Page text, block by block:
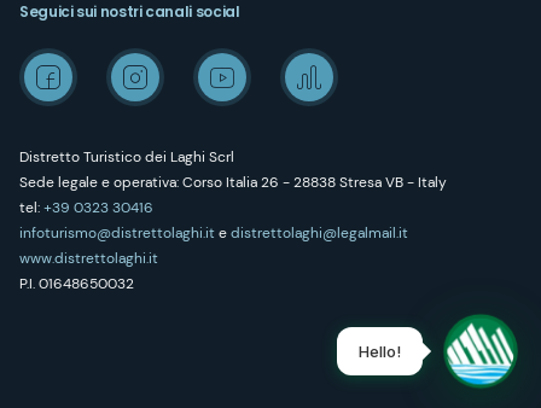
Distretto Turistico dei Laghi Scrl
Sede legale e operativa: Corso Italia 26 - 28838 Stresa VB - Italy
tel:+39 0323 30416
infoturismo@distrettolaghi.itedistrettolaghi@legalmail.it
www.distrettolaghi.it
P.I. 01648650032
Seguici sui nostri canali social